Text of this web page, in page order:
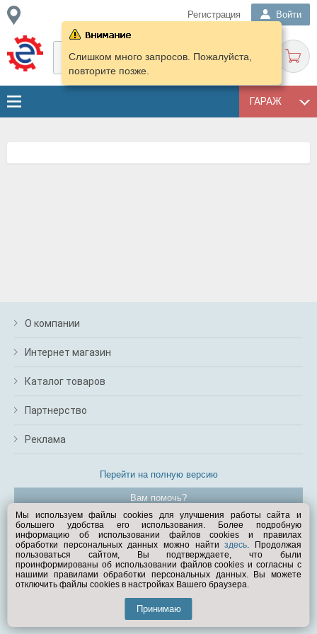
Регистрация Войти
ГАРАЖ
Слишком много запросов. Пожалуйста,
повторите позже.
О компании
Интернет магазин
Каталог товаров
Партнерство
Реклама
Перейти на полную версию
Вам помочь?
© Exist.ru 1998—2026
Мы используем файлы cookies для улучшения работы сайта и
большего удобства его использования. Более подробную
информацию об использовании файлов cookies и правилах
обработки персональных данных можно найтиздесь. Продолжая
пользоваться сайтом, Вы подтверждаете, что были
проинформированы об использовании файлов cookies и согласны с
нашими правилами обработки персональных данных. Вы можете
отключить файлы cookies в настройках Вашего браузера.
Принимаю